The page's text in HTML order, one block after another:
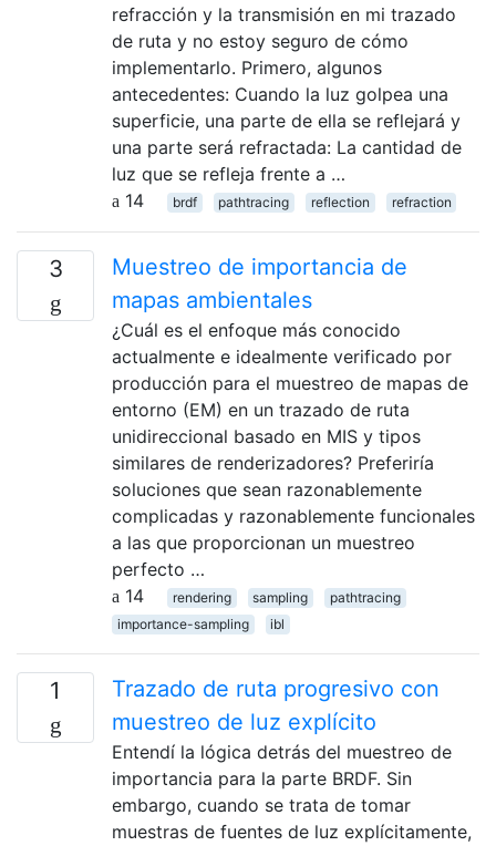
refracción y la transmisión en mi trazado
de ruta y no estoy seguro de cómo
implementarlo. Primero, algunos
antecedentes: Cuando la luz golpea una
superficie, una parte de ella se reflejará y
una parte será refractada: La cantidad de
luz que se refleja frente a …
14
brdf pathtracing reflection refraction
3
Muestreo de importancia de
mapas ambientales
¿Cuál es el enfoque más conocido
actualmente e idealmente verificado por
producción para el muestreo de mapas de
entorno (EM) en un trazado de ruta
unidireccional basado en MIS y tipos
similares de renderizadores? Preferiría
soluciones que sean razonablemente
complicadas y razonablemente funcionales
a las que proporcionan un muestreo
perfecto …
14
rendering sampling
pathtracing
importance-sampling
ibl
1
Trazado de ruta progresivo con
muestreo de luz explícito
Entendí la lógica detrás del muestreo de
importancia para la parte BRDF. Sin
embargo, cuando se trata de tomar
muestras de fuentes de luz explícitamente,